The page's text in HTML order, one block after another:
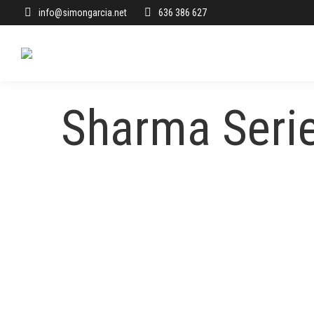
info@simongarcia.net 636 386 627
Sharma